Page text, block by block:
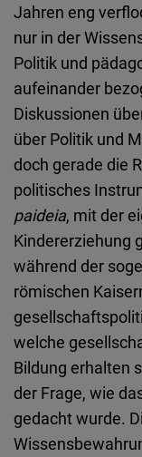
Jahren eng
nur in der
Politik und
aufeinander
Diskussionen
über Politik und
doch gerade die
politisches
paideia, mit der
Kindererziehung
während der
römischen
welche
Bildung erhalten
der Frage, wie
gedacht wurde.
D.Vinci
Embed
Typeform
Embed